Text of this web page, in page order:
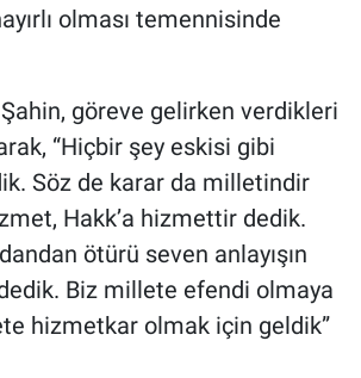
olması temennisinde
göreve gelirken verdikleri
“Hiçbir şey eskisi gibi
Söz de karar da milletindir
Hakk’a hizmettir dedik.
ötürü seven anlayışın
Biz millete efendi olmaya
hizmetkar olmak için geldik”